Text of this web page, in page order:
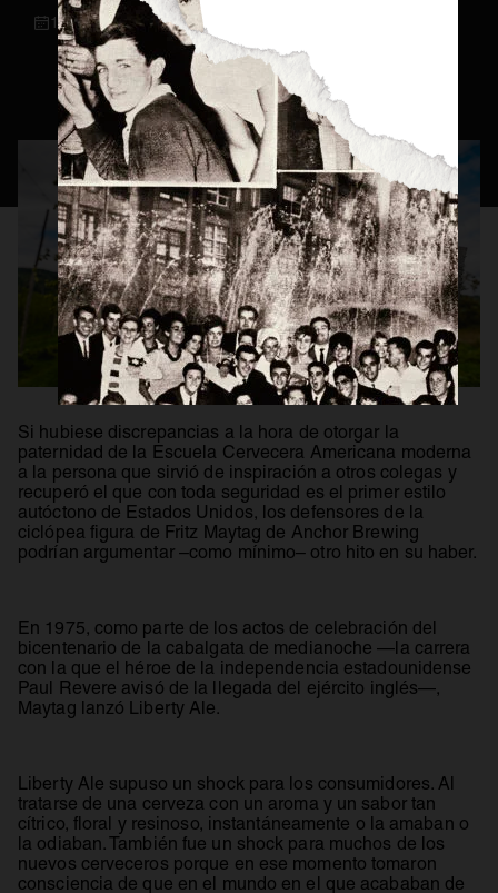
Consejos Cerveceros
Servicio Perfecto
Historia
Actualidad
Materias Primas
Estilos de Cerveza
Elaboración
Maridaje
BEER MASTER
14 / 10 / 2021
Si hubiese discrepancias a la hora de otorgar la
paternidad de la Escuela Cervecera Americana moderna
a la persona que sirvió de inspiración a otros colegas y
recuperó el que con toda seguridad es el primer estilo
autóctono de Estados Unidos, los defensores de la
ciclópea figura de Fritz Maytag de Anchor Brewing
podrían argumentar –como mínimo– otro hito en su haber.
En 1975, como parte de los actos de celebración del
bicentenario de la cabalgata de medianoche —la carrera
con la que el héroe de la independencia estadounidense
Paul Revere avisó de la llegada del ejército inglés—,
Maytag lanzó Liberty Ale.
Liberty Ale supuso un shock para los consumidores. Al
tratarse de una cerveza con un aroma y un sabor tan
cítrico, floral y resinoso, instantáneamente o la amaban o
la odiaban. También fue un shock para muchos de los
nuevos cerveceros porque en ese momento tomaron
consciencia de que en el mundo en el que acababan de